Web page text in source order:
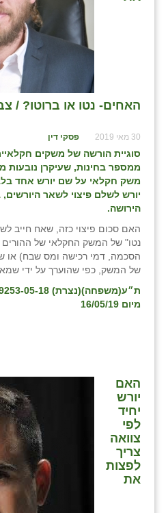
האחים- נטו או ברוטו? /
30 מאי 2019 פסקי דין
סוגיית הורשה של משקים
ממספר בחינות, שעיקרן נובעות
משק חקלאי על שם יורש אחד
הירושה.
האם סכום פיצוי כזה, שאח חייב
נטו" של המשק החקלאי של ההורים
הסכמה, דמי רכישה ומס שבח) או
של המשק, כפי שהוערך על ידי
מיום 16/05/19
האם
יורש
יחיד
לפי
צוואה
צריך
לפצות
את
ֿגבעת שפירא
גן השומרון
גני עם
גני יהודה
ורד יריחו
דקל
חבצלת השרון
חמרה
חרב לאת
יבול (מורג)
יקנעם